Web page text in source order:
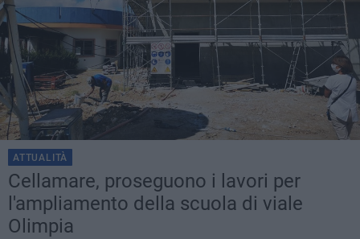
ATTUALITÀ
Cellamare, proseguono i lavori per
l'ampliamento della scuola di viale
Olimpia